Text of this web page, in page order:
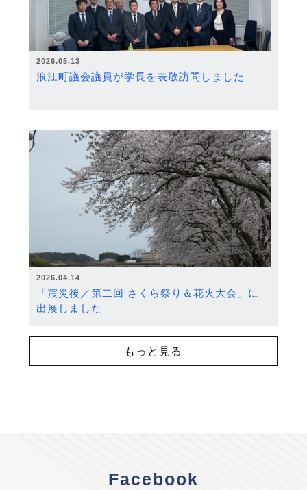
2026.05.13
浪江町議会議員が学長を表敬訪問しました
2026.04.14
「震災後／第二回 さくら祭り＆花火大会」に
出展しました
もっと見る
Facebook